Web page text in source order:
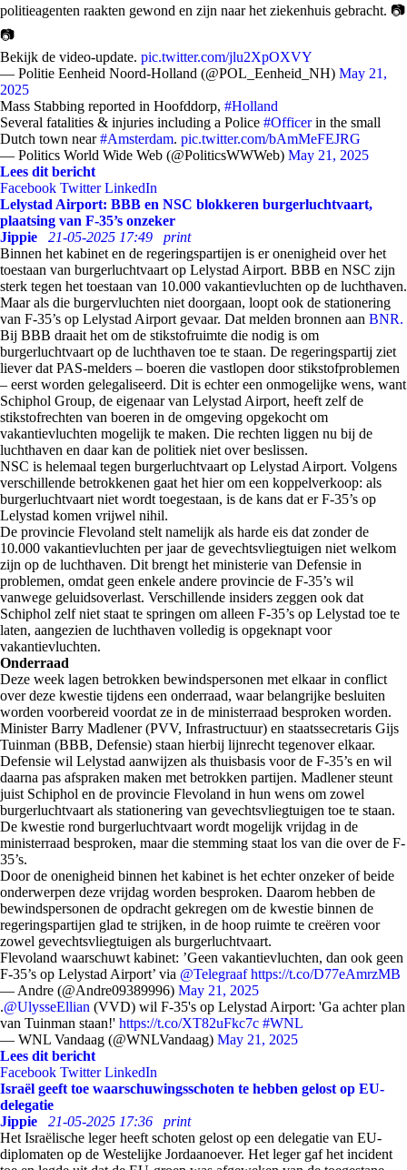
politieagenten raakten gewond en zijn naar het ziekenhuis gebracht. 📷
📷
Bekijk de video-update. pic.twitter.com/jlu2XpOXVY
— Politie Eenheid Noord-Holland (@POL_Eenheid_NH) May 21,
2025
Mass Stabbing reported in Hoofddorp, #Holland
Several fatalities & injuries including a Police #Officerin the small
Dutch town near#Amsterdam. pic.twitter.com/bAmMeFEJRG
— Politics World Wide Web (@PoliticsWWWeb) May 21, 2025
Lees dit bericht
Facebook Twitter LinkedIn
Lelystad Airport: BBB en NSC blokkeren burgerluchtvaart,
plaatsing van F-35’s onzeker
Jippie
21-05-2025 17:49
print
Binnen het kabinet en de regeringspartijen is er onenigheid over het
toestaan van burgerluchtvaart op Lelystad Airport. BBB en NSC zijn
sterk tegen het toestaan van 10.000 vakantievluchten op de luchthaven.
Maar als die burgervluchten niet doorgaan, loopt ook de stationering
van F-35’s op Lelystad Airport gevaar. Dat melden bronnen aan BNR.
Bij BBB draait het om de stikstofruimte die nodig is om
burgerluchtvaart op de luchthaven toe te staan. De regeringspartij ziet
liever dat PAS-melders – boeren die vastlopen door stikstofproblemen
– eerst worden gelegaliseerd. Dit is echter een onmogelijke wens, want
Schiphol Group, de eigenaar van Lelystad Airport, heeft zelf de
stikstofrechten van boeren in de omgeving opgekocht om
vakantievluchten mogelijk te maken. Die rechten liggen nu bij de
luchthaven en daar kan de politiek niet over beslissen.
NSC is helemaal tegen burgerluchtvaart op Lelystad Airport. Volgens
verschillende betrokkenen gaat het hier om een koppelverkoop: als
burgerluchtvaart niet wordt toegestaan, is de kans dat er F-35’s op
Lelystad komen vrijwel nihil.
De provincie Flevoland stelt namelijk als harde eis dat zonder de
10.000 vakantievluchten per jaar de gevechtsvliegtuigen niet welkom
zijn op de luchthaven. Dit brengt het ministerie van Defensie in
problemen, omdat geen enkele andere provincie de F-35’s wil
vanwege geluidsoverlast. Verschillende insiders zeggen ook dat
Schiphol zelf niet staat te springen om alleen F-35’s op Lelystad toe te
laten, aangezien de luchthaven volledig is opgeknapt voor
vakantievluchten.
Onderraad
Deze week lagen betrokken bewindspersonen met elkaar in conflict
over deze kwestie tijdens een onderraad, waar belangrijke besluiten
worden voorbereid voordat ze in de ministerraad besproken worden.
Minister Barry Madlener (PVV, Infrastructuur) en staatssecretaris Gijs
Tuinman (BBB, Defensie) staan hierbij lijnrecht tegenover elkaar.
Defensie wil Lelystad aanwijzen als thuisbasis voor de F-35’s en wil
daarna pas afspraken maken met betrokken partijen. Madlener steunt
juist Schiphol en de provincie Flevoland in hun wens om zowel
burgerluchtvaart als stationering van gevechtsvliegtuigen toe te staan.
De kwestie rond burgerluchtvaart wordt mogelijk vrijdag in de
ministerraad besproken, maar die stemming staat los van die over de F-
35’s.
Door de onenigheid binnen het kabinet is het echter onzeker of beide
onderwerpen deze vrijdag worden besproken. Daarom hebben de
bewindspersonen de opdracht gekregen om de kwestie binnen de
regeringspartijen glad te strijken, in de hoop ruimte te creëren voor
zowel gevechtsvliegtuigen als burgerluchtvaart.
Flevoland waarschuwt kabinet: ’Geen vakantievluchten, dan ook geen
F-35’s op Lelystad Airport’ via @Telegraaf https://t.co/D77eAmrzMB
— Andre (@Andre09389996) May 21, 2025
.@UlysseEllian (VVD) wil F-35's op Lelystad Airport: 'Ga achter plan
van Tuinman staan!' https://t.co/XT82uFkc7c #WNL
— WNL Vandaag (@WNLVandaag) May 21, 2025
Lees dit bericht
Facebook Twitter LinkedIn
Israël geeft toe waarschuwingsschoten te hebben gelost op EU-
delegatie
Jippie
21-05-2025 17:36
print
Het Israëlische leger heeft schoten gelost op een delegatie van EU-
diplomaten op de Westelijke Jordaanoever. Het leger gaf het incident